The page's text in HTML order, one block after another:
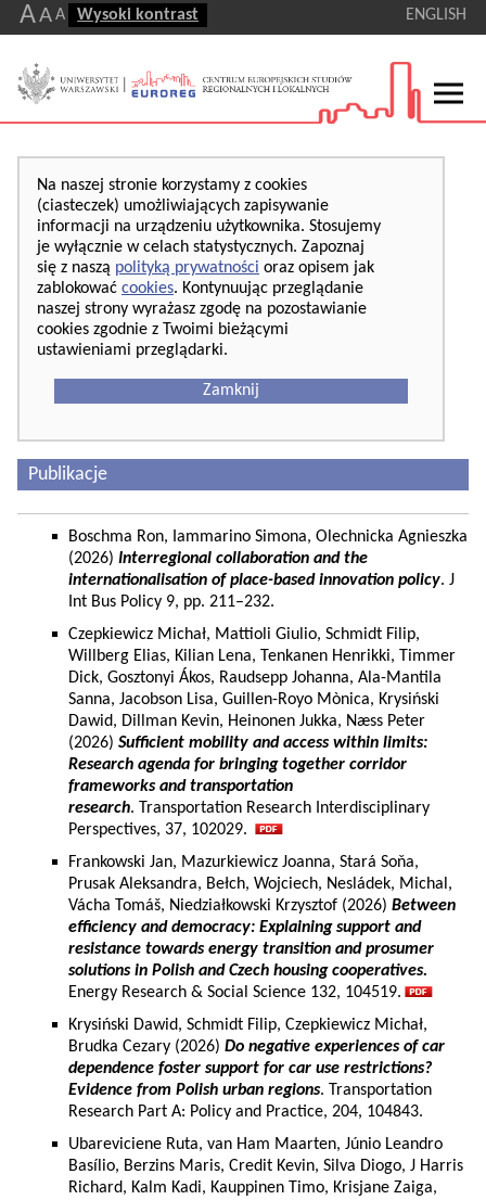
AA A Wysoki kontrast ENGLISH
Na naszej stronie korzystamy z cookies
(ciasteczek) umożliwiających zapisywanie
informacji na urządzeniu użytkownika. Stosujemy
je wyłącznie w celach statystycznych. Zapoznaj
się z naszą polityką prywatności oraz opisem jak
zablokować cookies. Kontynuując przeglądanie
naszej strony wyrażasz zgodę na pozostawianie
cookies zgodnie z Twoimi bieżącymi
ustawieniami przeglądarki.
Zamknij
Publikacje
Boschma Ron, Iammarino Simona, Olechnicka Agnieszka
(2026) Interregional collaboration and the
internationalisation of place-based innovation policy. J
Int Bus Policy 9, pp. 211–232.
Czepkiewicz Michał, Mattioli Giulio, Schmidt Filip,
Willberg Elias, Kilian Lena, Tenkanen Henrikki, Timmer
Dick, Gosztonyi Ákos, Raudsepp Johanna, Ala-Mantila
Sanna, Jacobson Lisa, Guillen-Royo Mònica, Krysiński
Dawid, Dillman Kevin, Heinonen Jukka, Næss Peter
(2026) Sufficient mobility and access within limits:
Research agenda for bringing together corridor
frameworks and transportation
research. Transportation Research Interdisciplinary
Perspectives, 37, 102029.
Frankowski Jan, Mazurkiewicz Joanna, Stará Soňa,
Prusak Aleksandra, Bełch, Wojciech, Nesládek, Michal,
Vácha Tomáš, Niedziałkowski Krzysztof (2026) Between
efficiency and democracy: Explaining support and
resistance towards energy transition and prosumer
solutions in Polish and Czech housing cooperatives.
Energy Research & Social Science 132, 104519.
Krysiński Dawid, Schmidt Filip, Czepkiewicz Michał,
Brudka Cezary (2026) Do negative experiences of car
dependence foster support for car use restrictions?
Evidence from Polish urban regions. Transportation
Research Part A: Policy and Practice, 204, 104843.
Ubareviciene Ruta, van Ham Maarten, Júnio Leandro
Basílio, Berzins Maris, Credit Kevin, Silva Diogo, J Harris
Richard, Kalm Kadi, Kauppinen Timo, Krisjane Zaiga,